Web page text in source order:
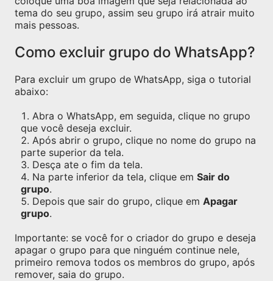
tema do seu grupo, assim seu grupo irá atrair muito
mais pessoas.
Como excluir grupo do WhatsApp?
Para excluir um grupo de WhatsApp, siga o tutorial
abaixo:
Abra o WhatsApp, em seguida, clique no grupo
que você deseja excluir.
Após abrir o grupo, clique no nome do grupo na
parte superior da tela.
Desça ate o fim da tela.
Na parte inferior da tela, clique em Sair do
grupo.
Depois que sair do grupo, clique em Apagar
grupo.
Importante: se você for o criador do grupo e deseja
apagar o grupo para que ninguém continue nele,
primeiro remova todos os membros do grupo, após
remover, saia do grupo.